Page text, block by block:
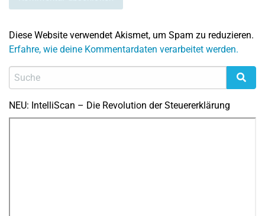
Diese Website verwendet Akismet, um Spam zu reduzieren.
Erfahre, wie deine Kommentardaten verarbeitet werden.
NEU: IntelliScan – Die Revolution der Steuererklärung